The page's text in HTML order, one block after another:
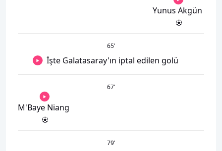
Yunus Akgün
65’
İşte Galatasaray'ın iptal edilen golü
67’
M'Baye Niang
79’